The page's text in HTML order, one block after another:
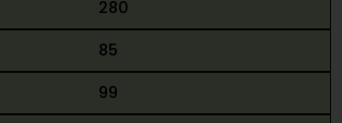
280
85
99